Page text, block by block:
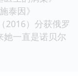
泰因》
2016）分获俄罗
她一直是诺贝尔